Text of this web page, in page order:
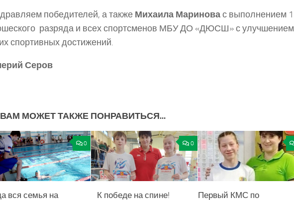
победителей, а также Михаила Мариновас выполнением 1
разряда и всех спортсменов МБУ ДО «ДЮСШ» с улучшением
спортивных достижений.
Серов
ВАМ МОЖЕТ ТАКЖЕ ПОНРАВИТЬСЯ...
0
вся семья на
0
К победе на спине!
Первый КМС по